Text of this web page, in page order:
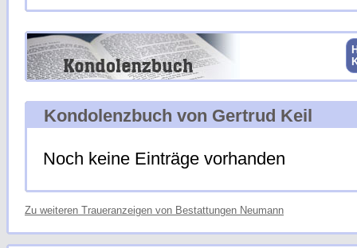
Kondolenzbuch von Gertrud Keil
Noch keine Einträge vorhanden
Zu weiteren Traueranzeigen von Bestattungen Neumann